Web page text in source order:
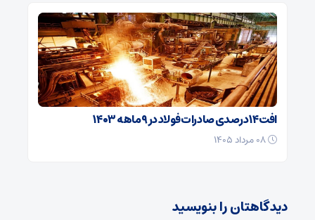
افت ۱۴ درصدی صادرات فولاد در ۹ ماهه ۱۴۰۳
دیدگاهتان را بنویسید